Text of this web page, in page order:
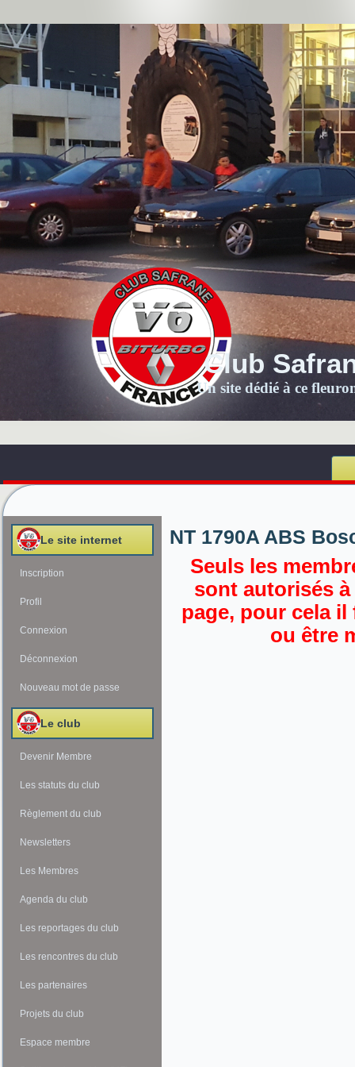
Club
Un site dédié à ce
Le site internet
Inscription
Profil
Connexion
Déconnexion
Nouveau mot de passe
Le club
Devenir Membre
Les statuts du club
Règlement du club
Newsletters
Les Membres
Agenda du club
Les reportages du club
Les rencontres du club
Les partenaires
Projets du club
Espace membre
NT 1790A ABS
Seuls les
sont autorisés
page, pour cela
ou être